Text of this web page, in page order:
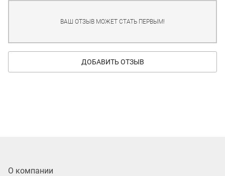
ВАШ ОТЗЫВ МОЖЕТ СТАТЬ ПЕРВЫМ!
ДОБАВИТЬ ОТЗЫВ
О компании